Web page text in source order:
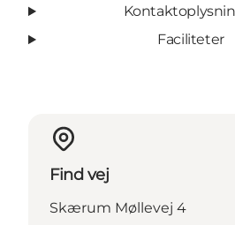
Faciliteter
Find vej
Skærum Møllevej 4